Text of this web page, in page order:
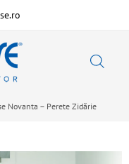
Novanta – Perete Zidărie